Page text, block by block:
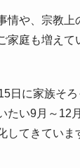
情や、宗教
家庭も増えて
日に家族そ
たい9月～12
してきていま